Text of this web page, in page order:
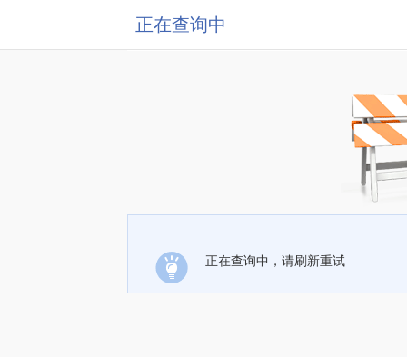
正在查询中
正在查询中，请刷新重试